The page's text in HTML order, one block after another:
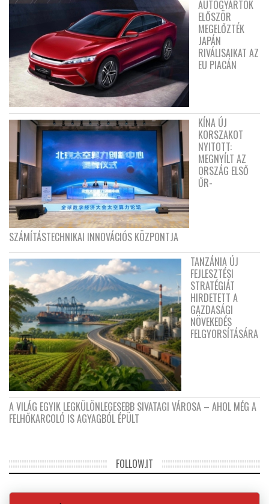
AUTÓGYÁRTÓK
ELŐSZÖR
MEGELŐZTÉK
JAPÁN
RIVÁLISAIKAT AZ
EU PIACÁN
KÍNA ÚJ
KORSZAKOT
NYITOTT:
MEGNYÍLT AZ
ORSZÁG ELSŐ
ŰR-
SZÁMÍTÁSTECHNIKAI INNOVÁCIÓS KÖZPONTJA
TANZÁNIA ÚJ
FEJLESZTÉSI
STRATÉGIÁT
HIRDETETT A
GAZDASÁGI
NÖVEKEDÉS
FELGYORSÍTÁSÁRA
A VILÁG EGYIK LEGKÜLÖNLEGESEBB SIVATAGI VÁROSA – AHOL MÉG A
FELHŐKARCOLÓ IS AGYAGBÓL ÉPÜLT
FOLLOW.IT